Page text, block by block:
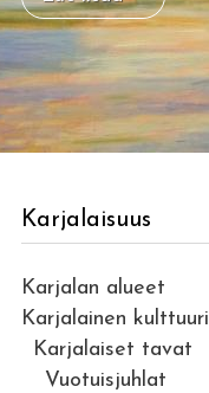
Karjalaisuus
Karjalan alueet
Karjalainen kulttuuri
Karjalaiset tavat
Vuotuisjuhlat